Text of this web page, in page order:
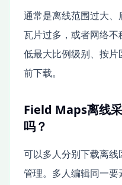
通常是离线范围过大
瓦片过多，或者网络
低最大比例级别、按片
前下载。
Field Maps离线
吗？
可以多人分别下载离
管理。多人编辑同一